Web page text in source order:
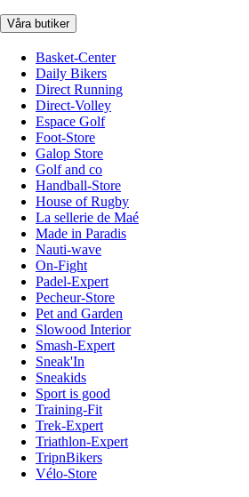
Våra butiker
Basket-Center
Daily Bikers
Direct Running
Direct-Volley
Espace Golf
Foot-Store
Galop Store
Golf and co
Handball-Store
House of Rugby
La sellerie de Maé
Made in Paradis
Nauti-wave
On-Fight
Padel-Expert
Pecheur-Store
Pet and Garden
Slowood Interior
Smash-Expert
Sneak'In
Sneakids
Sport is good
Training-Fit
Trek-Expert
Triathlon-Expert
TripnBikers
Vélo-Store